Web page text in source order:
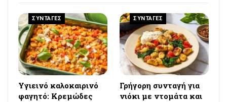
ΣΥΝΤΑΓΕΣ
Υγιεινό καλοκαιρινό
φαγητό: Κρεμώδες
ΣΥΝΤΑΓΕΣ
Γρήγορη συνταγή για
νιόκι με ντομάτα και